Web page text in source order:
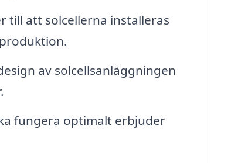
till att solcellerna installeras
av solcellsanläggningen
fungera optimalt erbjuder